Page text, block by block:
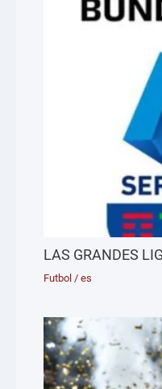
LAS GRANDES
Futbol /es